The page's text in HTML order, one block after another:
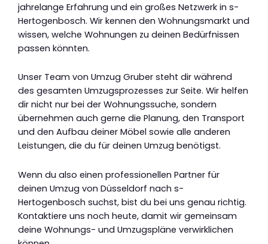
jahrelange Erfahrung und ein großes Netzwerk in s-
Hertogenbosch. Wir kennen den Wohnungsmarkt und
wissen, welche Wohnungen zu deinen Bedürfnissen
passen könnten.
Unser Team von Umzug Gruber steht dir während
des gesamten Umzugsprozesses zur Seite. Wir helfen
dir nicht nur bei der Wohnungssuche, sondern
übernehmen auch gerne die Planung, den Transport
und den Aufbau deiner Möbel sowie alle anderen
Leistungen, die du für deinen Umzug benötigst.
Wenn du also einen professionellen Partner für
deinen Umzug von Düsseldorf nach s-
Hertogenbosch suchst, bist du bei uns genau richtig.
Kontaktiere uns noch heute, damit wir gemeinsam
deine Wohnungs- und Umzugspläne verwirklichen